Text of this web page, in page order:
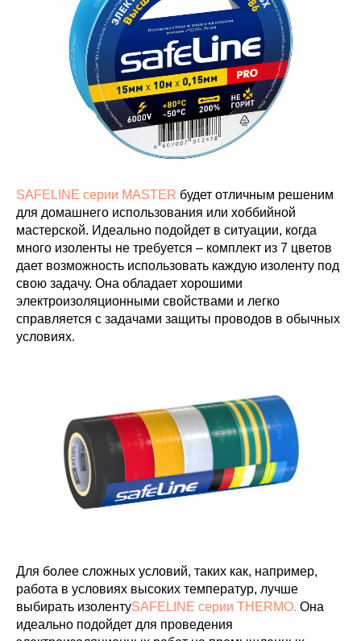
SAFELINE серии MASTER будет отличным решеним
для домашнего использования или хоббийной
мастерской. Идеально подойдет в ситуации, когда
много изоленты не требуется – комплект из 7 цветов
дает возможность использовать каждую изоленту под
свою задачу. Она обладает хорошими
электроизоляционными свойствами и легко
справляется с задачами защиты проводов в обычных
условиях.
Для более сложных условий, таких как, например,
работа в условиях высоких температур, лучше
выбирать изолентуSAFELINE серии THERMO. Она
идеально подойдет для проведения